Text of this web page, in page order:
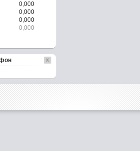
0,000
0,000
0,000
0,000